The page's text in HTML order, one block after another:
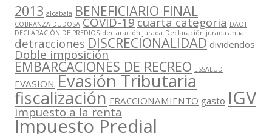
2013 alcabala BENEFICIARIO FINAL
COBRANZA DUDOSA COVID-19cuarta categoria DAOT
DECLARACIÓN DE PREDIOS declaración jurada Declaración jurada anual
detracciones DISCRECIONALIDAD dividendos
Doble imposición
EMBARCACIONES DE RECREO ESSALUD
EVASION Evasión Tributaria
fiscalización FRACCIONAMIENTO gasto IGV
impuesto a la renta
Impuesto Predial